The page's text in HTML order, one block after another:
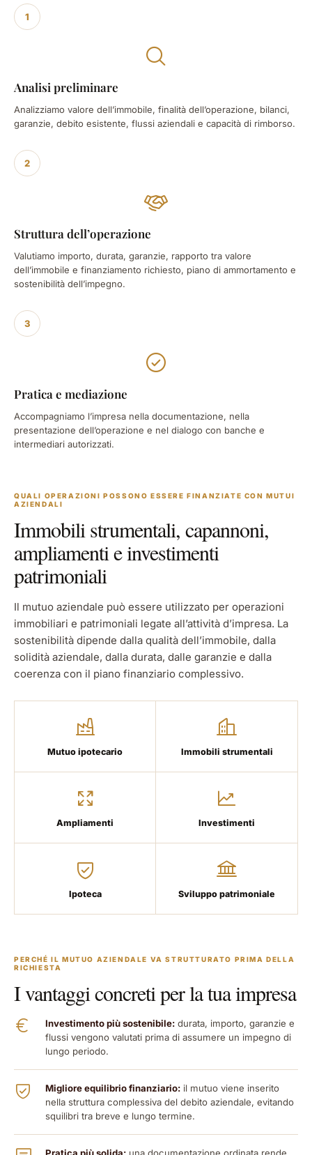
1
Analisi preliminare
Analizziamo valore dell’immobile, finalità dell’operazione, bilanci,
garanzie, debito esistente, flussi aziendali e capacità di rimborso.
2
Struttura dell’operazione
Valutiamo importo, durata, garanzie, rapporto tra valore
dell’immobile e finanziamento richiesto, piano di ammortamento e
sostenibilità dell’impegno.
3
Pratica e mediazione
Accompagniamo l’impresa nella documentazione, nella
presentazione dell’operazione e nel dialogo con banche e
intermediari autorizzati.
QUALI OPERAZIONI POSSONO ESSERE FINANZIATE CON MUTUI
AZIENDALI
Immobili strumentali, capannoni,
ampliamenti e investimenti
patrimoniali
Il mutuo aziendale può essere utilizzato per operazioni
immobiliari e patrimoniali legate all’attività d’impresa. La
sostenibilità dipende dalla qualità dell’immobile, dalla
solidità aziendale, dalla durata, dalle garanzie e dalla
coerenza con il piano finanziario complessivo.
Mutuo ipotecario Immobili strumentali
Ampliamenti Investimenti
Ipoteca Sviluppo patrimoniale
PERCHÉ IL MUTUO AZIENDALE VA STRUTTURATO PRIMA DELLA
RICHIESTA
I vantaggi concreti per la tua impresa
Investimento più sostenibile: durata, importo, garanzie e
flussi vengono valutati prima di assumere un impegno di
lungo periodo.
Migliore equilibrio finanziario: il mutuo viene inserito
nella struttura complessiva del debito aziendale, evitando
squilibri tra breve e lungo termine.